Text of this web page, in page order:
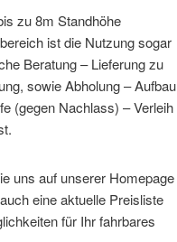
zu 8m Standhöhe
ist die Nutzung sogar
Beratung – Lieferung zu
sowie Abholung – Aufbau
(gegen Nachlass) – Verleih
uns auf unserer Homepage
eine aktuelle Preisliste
für Ihr fahrbares